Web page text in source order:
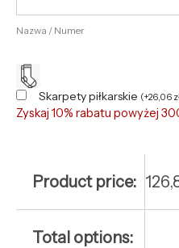
Nazwa / Numer
Skarpety piłkarskie (+26,06
Zyskaj 10% rabatu powyżej
Product price:
Total options: